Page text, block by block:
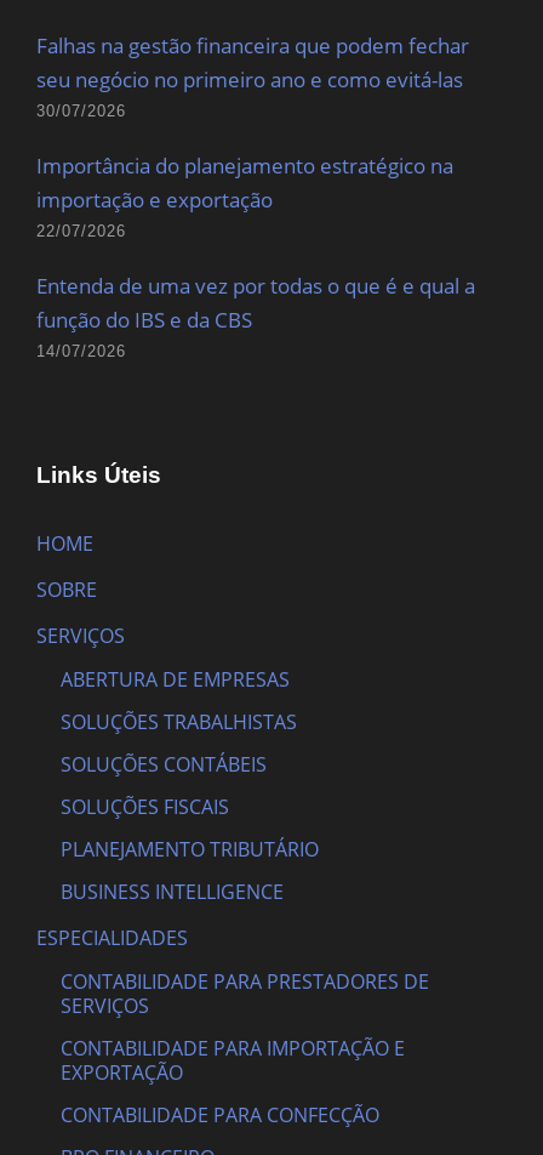
Falhas na gestão financeira que podem fechar
seu negócio no primeiro ano e como evitá-las
30/07/2026
Importância do planejamento estratégico na
importação e exportação
22/07/2026
Entenda de uma vez por todas o que é e qual a
função do IBS e da CBS
14/07/2026
Links Úteis
HOME
SOBRE
SERVIÇOS
ABERTURA DE EMPRESAS
SOLUÇÕES TRABALHISTAS
SOLUÇÕES CONTÁBEIS
SOLUÇÕES FISCAIS
PLANEJAMENTO TRIBUTÁRIO
BUSINESS INTELLIGENCE
ESPECIALIDADES
CONTABILIDADE PARA PRESTADORES DE
SERVIÇOS
CONTABILIDADE PARA IMPORTAÇÃO E
EXPORTAÇÃO
CONTABILIDADE PARA CONFECÇÃO